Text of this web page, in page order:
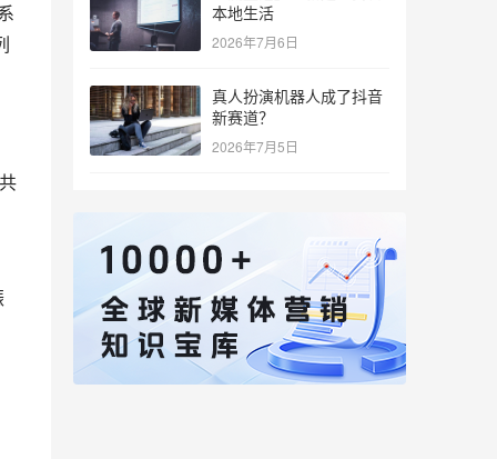
本地生活
2026年7月6日
真人扮演机器人成了抖音
新赛道？
2026年7月5日